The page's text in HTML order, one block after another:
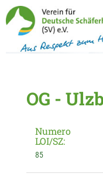
OG -
Numero
LOI/SZ:
85